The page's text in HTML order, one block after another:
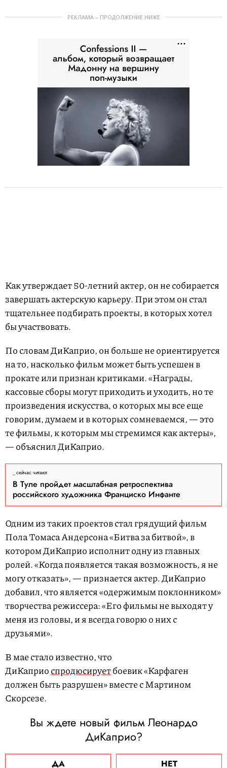
РЕКЛАМА – ПРОДОЛЖЕНИЕ НИЖЕ
Как утверждает 50-летний актер, он не собирается
завершать актерскую карьеру. При этом он стал
тщательнее подбирать проекты, в которых хотел
бы участвовать.
По словам ДиКаприо, он больше не ориентируется
на то, насколько фильм может быть успешен в
прокате или признан критиками. «Награды,
кассовые сборы могут приходить и уходить, но те
произведения искусства, о которых мы все еще
говорим, думаем и в которых сомневаемся, — это
те фильмы, к которым мы стремимся как актеры»,
— объяснил ДиКаприо.
сейчас читают
В Туле пройдет масштабная ретроспектива
российского художника Франциско Инфанте
Одним из таких проектов стал грядущий фильм
Пола Томаса Андерсона «Битва за битвой», в
котором ДиКаприо исполнит одну из главных
ролей. «Когда появляется такая возможность, я не
могу отказать», — признается актер. ДиКаприо
добавил, что является «одержимым поклонником»
творчества режиссера: «Его фильмы не выходят у
меня из головы, и я всегда говорю о них с
друзьями».
В мае стало известно, что
ДиКаприоспродюсируетбоевик «Карфаген
должен быть разрушен» вместе с Мартином
Скорсезе.
Вы ждете новый фильм Леонардо
ДиКаприо?
ДА НЕТ